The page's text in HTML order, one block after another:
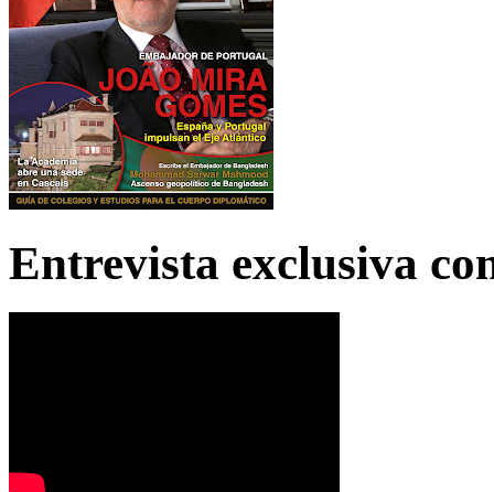
Entrevista exclusiva